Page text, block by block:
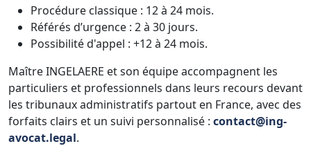
Procédure classique : 12 à 24 mois.
Référés d’urgence : 2 à 30 jours.
Possibilité d'appel : +12 à 24 mois.
Maître INGELAERE et son équipe accompagnent les
particuliers et professionnels dans leurs recours devant
les tribunaux administratifs partout en France, avec des
forfaits clairs et un suivi personnalisé : contact@ing-
avocat.legal.